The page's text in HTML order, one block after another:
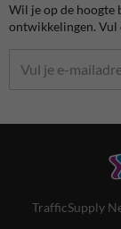
Wil je op de hoogte
ontwikkelingen. Vul
TrafficSupply